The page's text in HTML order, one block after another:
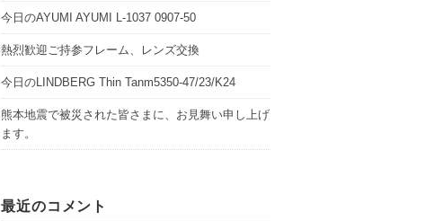
今日のAYUMI AYUMI L-1037 0907-50
熱烈歓迎ご持参フレーム、レンズ交換
今日のLINDBERG Thin Tanm5350-47/23/K24
熊本地震で被災された皆さまに、お見舞い申し上げ
ます。
最近のコメント